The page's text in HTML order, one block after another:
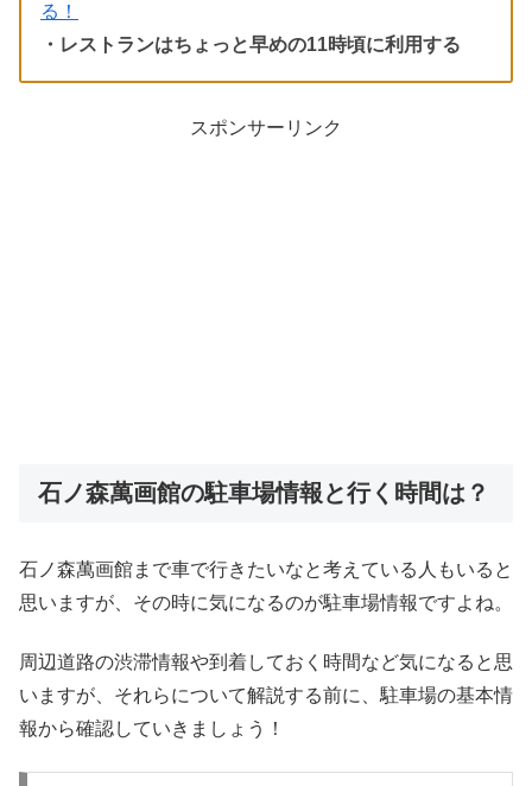
る！
・レストランはちょっと早めの11時頃に利用する
スポンサーリンク
石ノ森萬画館の駐車場情報と行く時間は？
石ノ森萬画館まで車で行きたいなと考えている人もいると
思いますが、その時に気になるのが駐車場情報ですよね。
周辺道路の渋滞情報や到着しておく時間など気になると思
いますが、それらについて解説する前に、駐車場の基本情
報から確認していきましょう！